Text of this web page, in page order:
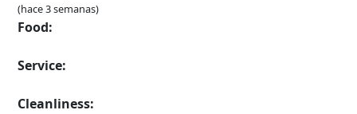
(hace 3 semanas)
Food:
Service:
Cleanliness: